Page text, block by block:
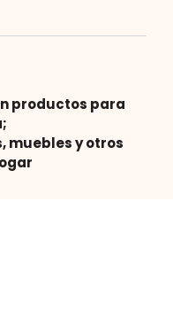
productos para
muebles y otros